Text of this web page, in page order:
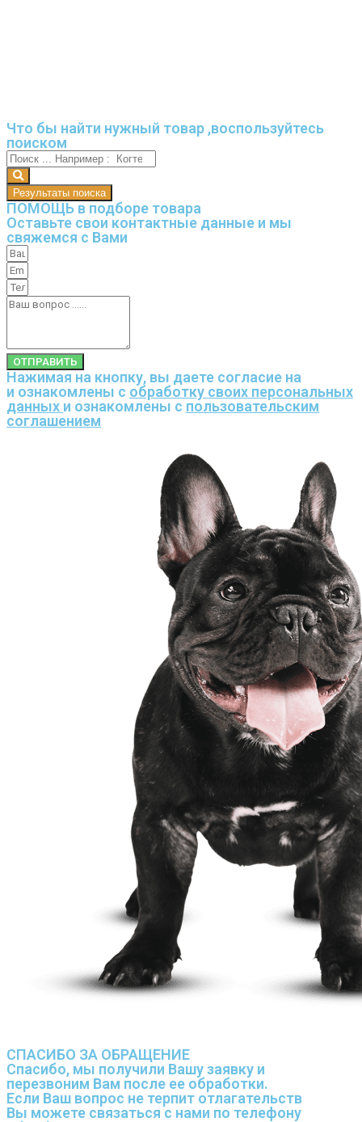
Что бы найти нужный товар ,воспользуйтесь
поиском
Результаты поиска
ПОМОЩЬ в подборе товара
Оставьте свои контактные данные и мы
свяжемся с Вами
ОТПРАВИТЬ
Нажимая на кнопку, вы даете согласие на
и ознакомлены с обработку своих персональных
данных и ознакомлены с пользовательским
соглашением
СПАСИБО ЗА ОБРАЩЕНИЕ
Спасибо, мы получили Вашу заявку и
перезвоним Вам после ее обработки.
Если Ваш вопрос не терпит отлагательств
Вы можете связаться с нами по телефону